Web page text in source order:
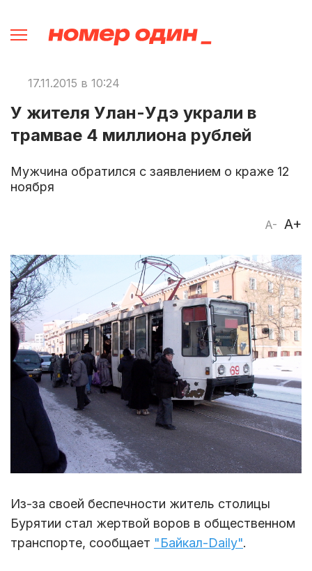
17.11.2015 в 10:24
У жителя Улан-Удэ украли в
трамвае 4 миллиона рублей
Мужчина обратился с заявлением о краже 12
ноября
A- A+
Из-за своей беспечности житель столицы
Бурятии стал жертвой воров в общественном
транспорте, сообщает "Байкал-Daily".